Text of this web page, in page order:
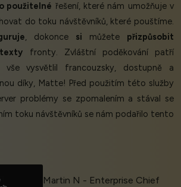
použitelné řešení, které nám umožňuje v
do toku návštěvníků, které pouštíme.
, dokonce si můžete přizpůsobit
fronty. Zvláštní poděkování patří
vysvětlil francouzsky, dostupně a
díky, Matte! Před použitím této služby
problémy se zpomalením a stával se
toku návštěvníků se nám podařilo tento
Martin N - Enterprise Chief